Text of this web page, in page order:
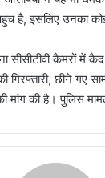
है, इसलिए उनका
सीसीटीवी कैमरों में
छीने गए
मांग की है। पुलिस